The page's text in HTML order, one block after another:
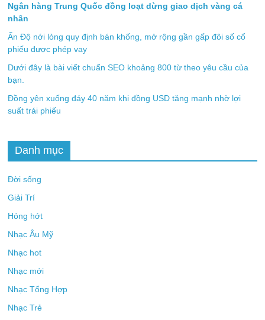
Ngân hàng Trung Quốc đồng loạt dừng giao dịch vàng cá
nhân
Ấn Độ nới lỏng quy định bán khống, mở rộng gần gấp đôi số cổ
phiếu được phép vay
Dưới đây là bài viết chuẩn SEO khoảng 800 từ theo yêu cầu của
bạn.
Đồng yên xuống đáy 40 năm khi đồng USD tăng mạnh nhờ lợi
suất trái phiếu
Danh mục
Đời sống
Giải Trí
Hóng hớt
Nhạc Âu Mỹ
Nhạc hot
Nhạc mới
Nhạc Tổng Hợp
Nhạc Trẻ